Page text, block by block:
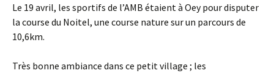
Le 19 avril, les sportifs de l’AMB étaient à Oey pour disputer
la course du Noitel, une course nature sur un parcours de
10,6km.
Très bonne ambiance dans ce petit village ; les